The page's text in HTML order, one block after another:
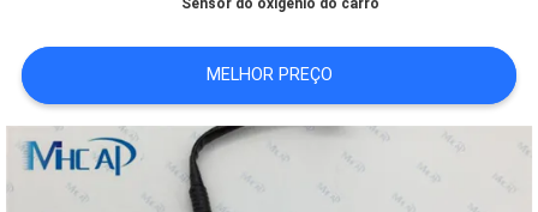
CITAÇÕES
MAPA
DO
Sensor do oxigênio do carro
MELHOR PREÇO